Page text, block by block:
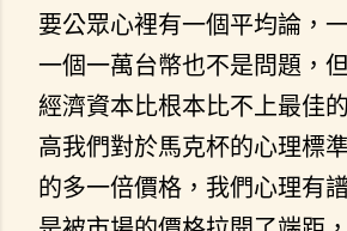
要公眾心裡有一個平均論，
一個一萬台幣也不是問題，
經濟資本比根本比不上最佳
高我們對於馬克杯的心理標
的多一倍價格，我們心理有